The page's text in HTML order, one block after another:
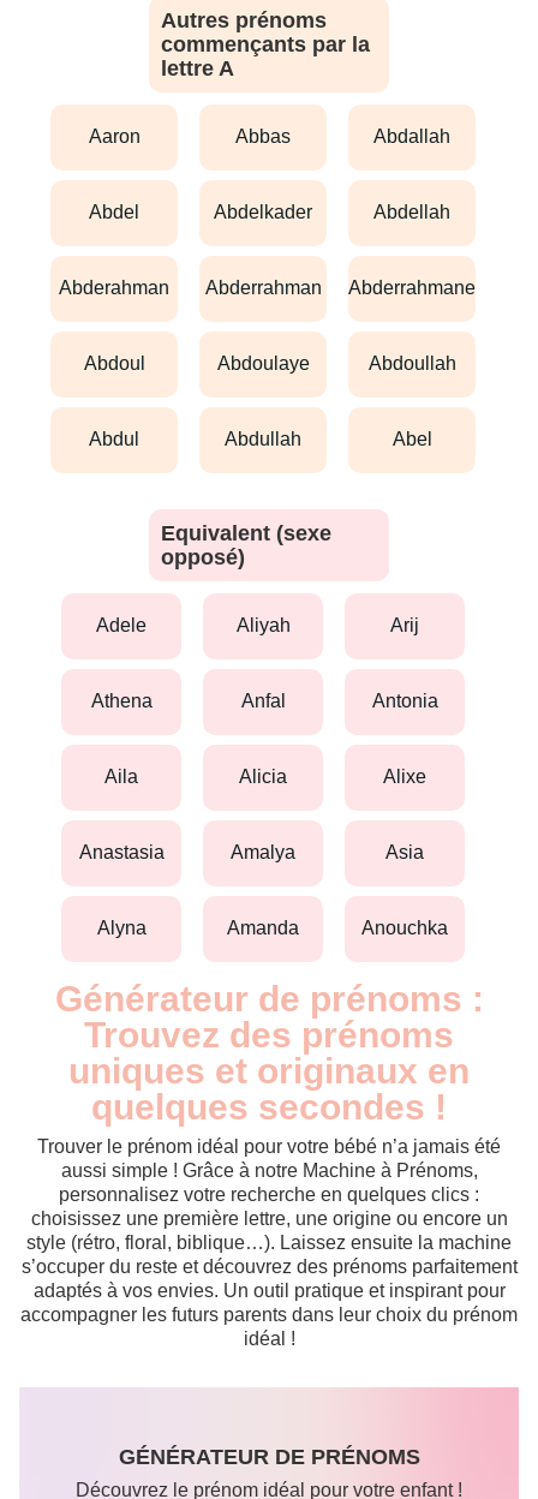
Autres prénoms
commençants par la
lettre A
aaron abbas abdallah
abdel abdelkader abdellah
abderahman abderrahman abderrahmane
abdoul abdoulaye abdoullah
abdul abdullah abel
Equivalent (sexe
opposé)
adele aliyah arij
athena anfal antonia
aila alicia alixe
anastasia amalya asia
alyna amanda anouchka
Générateur de prénoms :
Trouvez des prénoms
uniques et originaux en
quelques secondes !
Trouver le prénom idéal pour votre bébé n’a jamais été
aussi simple ! Grâce à notre Machine à Prénoms,
personnalisez votre recherche en quelques clics :
choisissez une première lettre, une origine ou encore un
style (rétro, floral, biblique…). Laissez ensuite la machine
s’occuper du reste et découvrez des prénoms parfaitement
adaptés à vos envies. Un outil pratique et inspirant pour
accompagner les futurs parents dans leur choix du prénom
idéal !
GÉNÉRATEUR DE PRÉNOMS
Découvrez le prénom idéal pour votre enfant !